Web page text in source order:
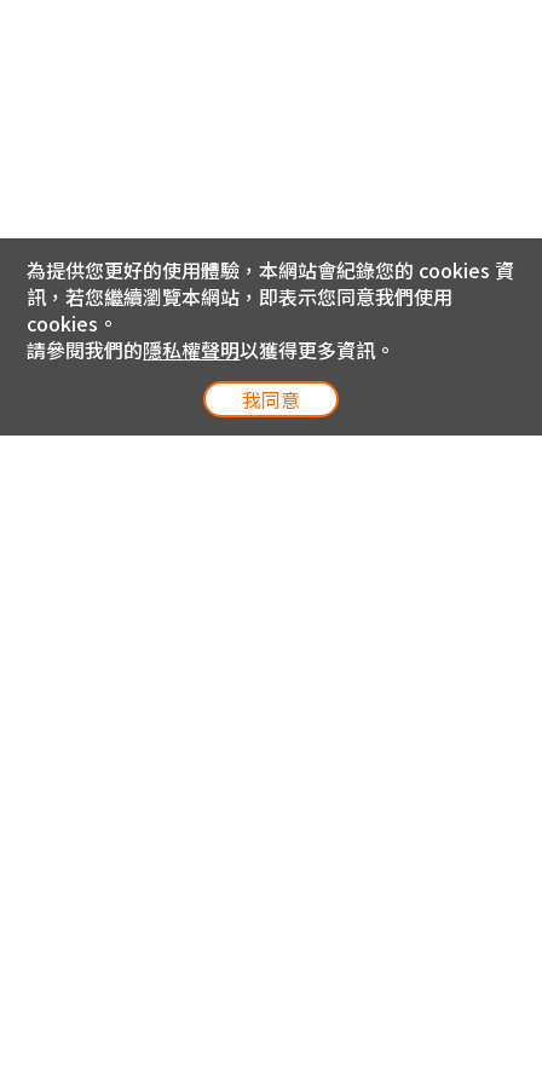
為提供您更好的使用體驗，本網站會紀錄您的 cookies 資
訊，若您繼續瀏覽本網站，即表示您同意我們使用
cookies。
請參閱我們的隱私權聲明以獲得更多資訊。
我同意